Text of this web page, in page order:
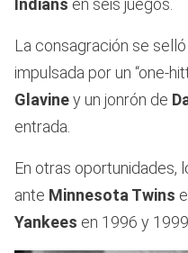
Indians en seis juegos.
La consagración se
impulsada por un “one-
Glaviney un jonrón de
entrada.
En otras oportunidades,
ante Minnesota Twins
Yankees en 1996 y